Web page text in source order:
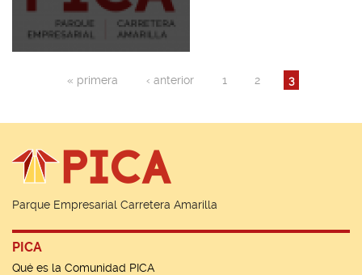
Páginas« primera ‹ anterior 1 2 3
Parque Empresarial Carretera Amarilla
PICA
Qué es la Comunidad PICA